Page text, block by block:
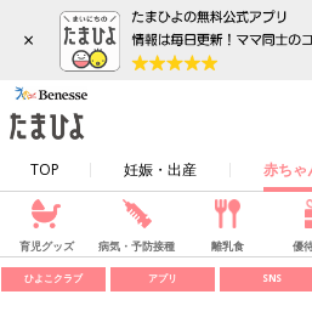
×
TOP 妊娠・出産 赤ちゃ
育児グッズ 病気・予防接種 離乳食 優
ひよこクラブ アプリ SNS